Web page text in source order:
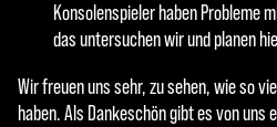
Konsolenspieler haben Probleme
das untersuchen wir und planen
Wir freuen uns sehr, zu sehen, wie so
haben. Als Dankeschön gibt es von uns